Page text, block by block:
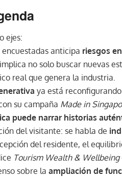
ejes:
anticipa riesgos
no solo buscar nuevas
real que genera la industria.
ya está
su campaña Made in
puede narrar historias
del visitante: se habla de
del residente, el
Tourism Wealth & Wellbeing
sobre la ampliación de